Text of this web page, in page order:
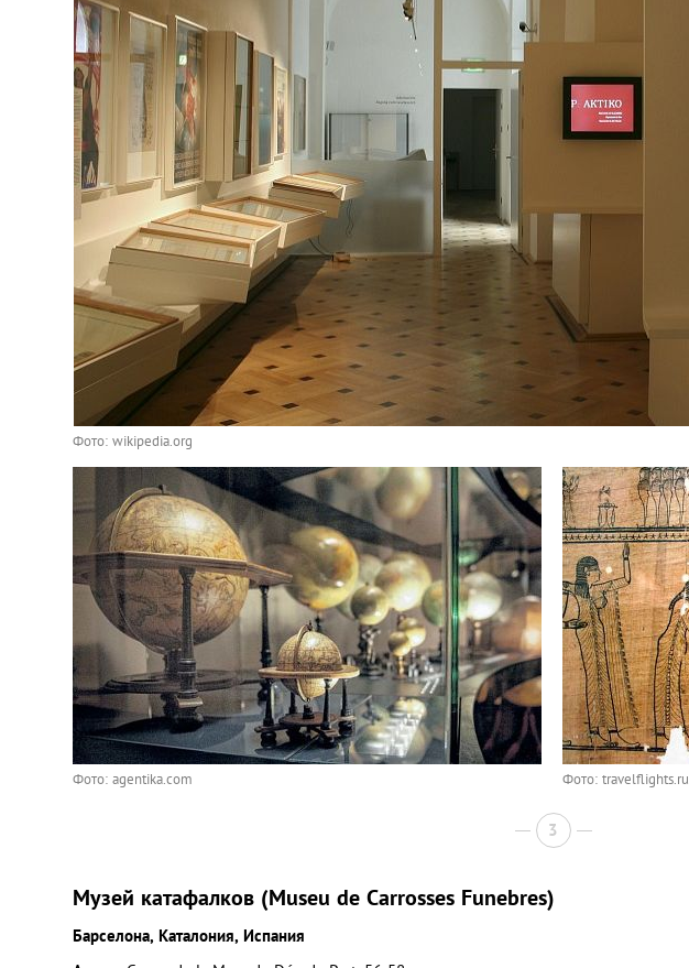
Фото: wikipedia.org
Фото: agentika.com Фото: travelflights.ru
3
Музей катафалков (Museu de Carrosses Funebres)
Барселона, Каталония, Испания